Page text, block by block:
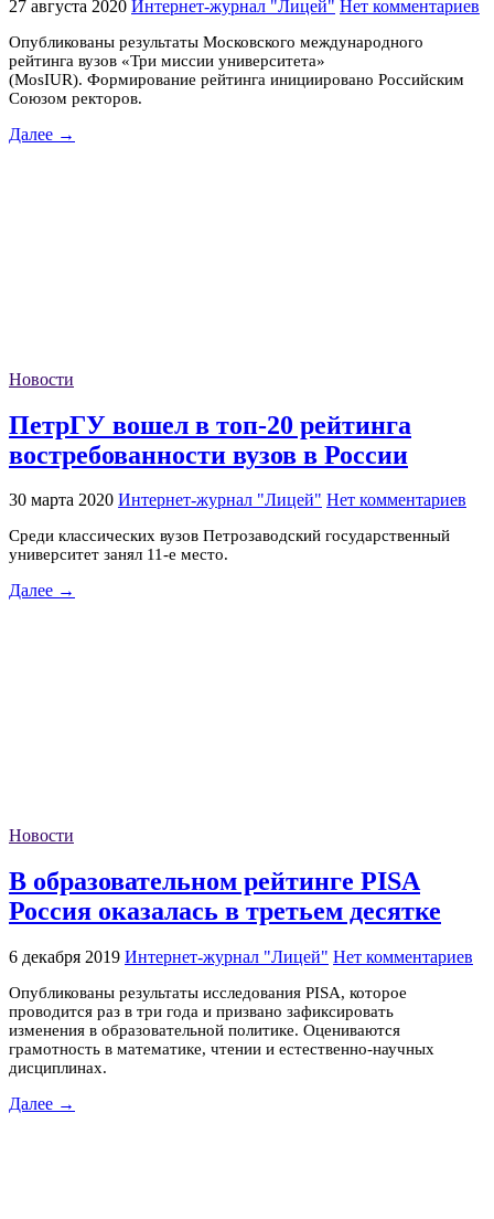
27 августа 2020 Интернет-журнал "Лицей" Нет комментариев
Опубликованы результаты Московского международного
рейтинга вузов «Три миссии университета»
(MosIUR). Формирование рейтинга инициировано Российским
Союзом ректоров.
Далее →
Новости
ПетрГУ вошел в топ-20 рейтинга
востребованности вузов в России
30 марта 2020 Интернет-журнал "Лицей" Нет комментариев
Среди классических вузов Петрозаводский государственный
университет занял 11-е место.
Далее →
Новости
В образовательном рейтинге PISA
Россия оказалась в третьем десятке
6 декабря 2019 Интернет-журнал "Лицей" Нет комментариев
Опубликованы результаты исследования PISA, которое
проводится раз в три года и призвано зафиксировать
изменения в образовательной политике. Оцениваются
грамотность в математике, чтении и естественно-научных
дисциплинах.
Далее →